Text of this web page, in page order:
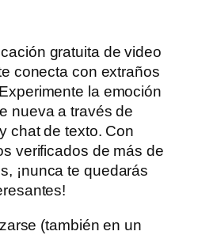
gratuita de video
conecta con extraños
la emoción
nueva a través de
chat de texto. Con
verificados de más de
¡nunca te quedarás
(también en un